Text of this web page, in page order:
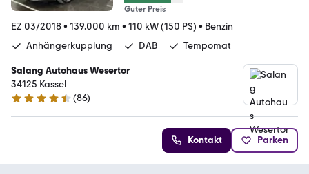
Guter Preis
EZ 03/2018• 139.000 km • 110 kW (150 PS) • Benzin
Anhängerkupplung
DAB Tempomat
Salang Autohaus Wesertor
34125 Kassel
4.3 Sterne
(86)
Kontakt Parken